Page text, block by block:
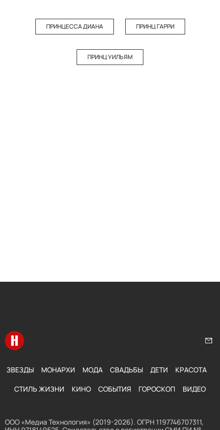
ПРИНЦЕССА ДИАНА ПРИНЦ ГАРРИ
ПРИНЦ УИЛЬЯМ
Перейти на главную
ЗВЕЗДЫ МОНАРХИ МОДА СВАДЬБЫ ДЕТИ КРАСОТА
СТИЛЬ ЖИЗНИ КИНО СОБЫТИЯ ГОРОСКОП ВИДЕО
ООО «Медиа Технология» (2019-2026). ОГРН 1197746707311,